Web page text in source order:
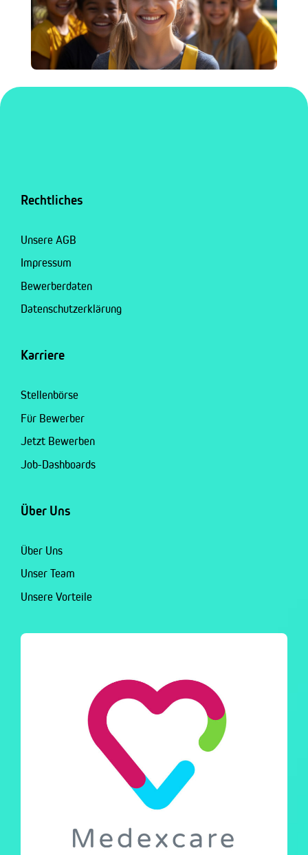
Rechtliches
Unsere AGB
Impressum
Bewerberdaten
Datenschutzerklärung
Karriere
Stellenbörse
Für Bewerber
Jetzt Bewerben
Job-Dashboards
Über Uns
Über Uns
Unser Team
Unsere Vorteile